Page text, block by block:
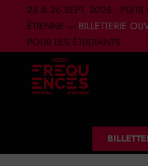
25 & 26 SEPT. 2026 · PUITS
ÉTIENNE — BILLETTERIE
POUR LES ÉTUDIANTS